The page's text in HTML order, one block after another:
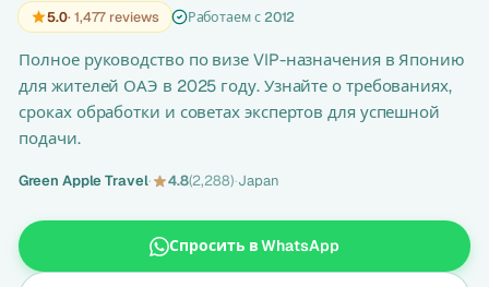
5.0· 1,477 reviews Работаем с 2012
Полное руководство по визе VIP-назначения в Японию
для жителей ОАЭ в 2025 году. Узнайте о требованиях,
сроках обработки и советах экспертов для успешной
подачи.
Green Apple Travel· 4.8(2,288)·Japan
Спросить в WhatsApp